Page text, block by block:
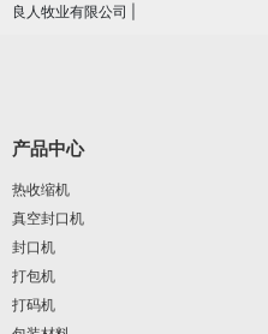
良人牧业有限公司
产品中心
热收缩机
真空封口机
封口机
打包机
打码机